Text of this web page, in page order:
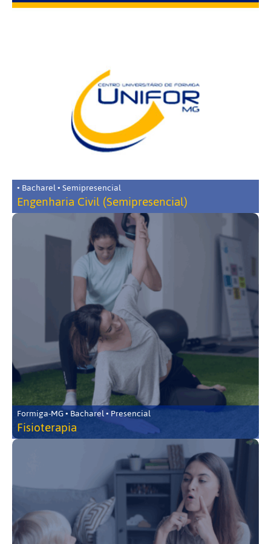
• Bacharel • Semipresencial
Engenharia Civil (Semipresencial)
Formiga-MG • Bacharel • Presencial
Fisioterapia